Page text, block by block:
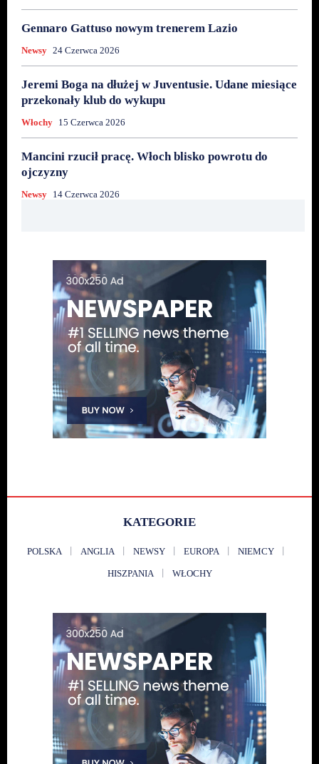
Gennaro Gattuso nowym trenerem Lazio
Newsy 24 Czerwca 2026
Jeremi Boga na dłużej w Juventusie. Udane miesiące
przekonały klub do wykupu
Włochy 15 Czerwca 2026
Mancini rzucił pracę. Włoch blisko powrotu do
ojczyzny
Newsy 14 Czerwca 2026
KATEGORIE
POLSKA ANGLIA NEWSY EUROPA NIEMCY
HISZPANIA WŁOCHY